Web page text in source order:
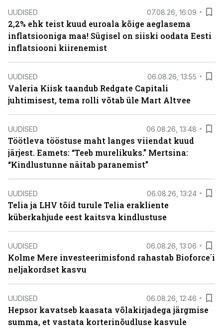
UUDISED 07.08.26, 16:09
2,2% ehk teist kuud euroala kõige aeglasema
inflatsiooniga maa! Sügisel on siiski oodata Eesti
inflatsiooni kiirenemist
UUDISED 06.08.26, 13:55
Valeria Kiisk taandub Redgate Capitali
juhtimisest, tema rolli võtab üle Mart Altvee
UUDISED 06.08.26, 13:48
Töötleva tööstuse maht langes viiendat kuud
järjest. Eamets: “Teeb murelikuks.” Mertsina:
“Kindlustunne näitab paranemist”
UUDISED 06.08.26, 13:24
Telia ja LHV tõid turule Telia erakliente
küberkahjude eest kaitsva kindlustuse
UUDISED 06.08.26, 13:06
Kolme Mere investeerimisfond rahastab Bioforce´i
neljakordset kasvu
UUDISED 06.08.26, 12:46
Hepsor kavatseb kaasata võlakirjadega järgmise
summa, et vastata korterinõudluse kasvule